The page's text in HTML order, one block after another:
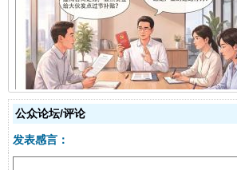
揭开“小金库”的免责幌子
公众论坛/评论
发表感言：